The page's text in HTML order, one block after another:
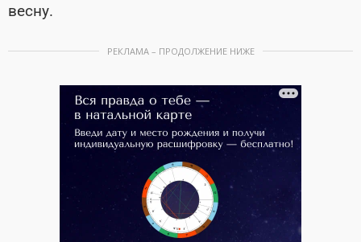
весну.
РЕКЛАМА – ПРОДОЛЖЕНИЕ НИЖЕ